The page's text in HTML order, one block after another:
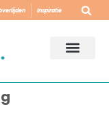
Inspiratie